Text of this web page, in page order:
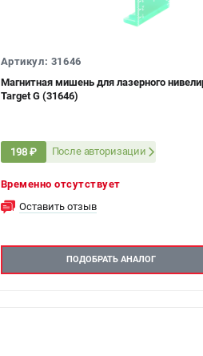
Артикул: 31646
Магнитная мишень для лазерного
Target G (31646)
198 ₽ После авторизации
Временно отсутствует
Оставить отзыв
ПОДОБРАТЬ АНАЛОГ